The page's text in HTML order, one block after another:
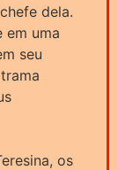
dela.
em uma
seu
os